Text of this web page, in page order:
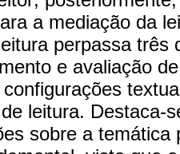
a mediação da
perpassa três
e avaliação
leitura. Destaca-
sobre a